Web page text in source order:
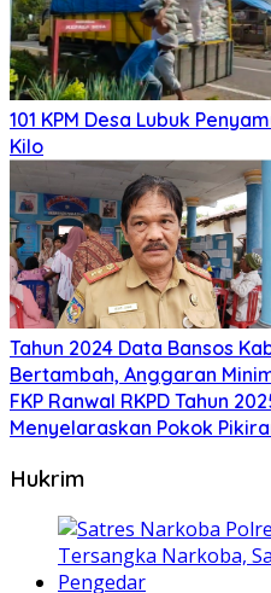
101 KPM Desa Lubuk
Kilo
Tahun 2024 Data Bansos
Bertambah, Anggaran
FKP Ranwal RKPD Tahun
Menyelaraskan Pokok
Hukrim